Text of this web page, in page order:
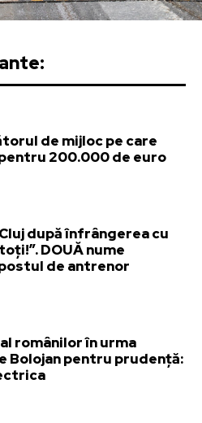
de mijloc pe care
200.000 de euro
Cluj după înfrângerea cu
DOUĂ nume
de antrenor
românilor în urma
Bolojan pentru prudență: